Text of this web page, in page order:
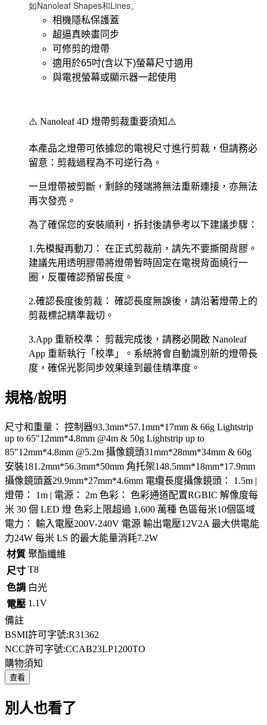
如Nanoleaf Shapes和Lines。
相機隱私保護蓋
超逼真映畫同步
可修剪的燈帶
適用於65吋(含以下)螢幕尺寸適用
與電視螢幕或顯示器一起使用
⚠️ Nanoleaf 4D 燈帶剪裁重要須知⚠️
本產品之燈帶可依據您的電視尺寸進行剪裁，但請務必
留意：剪裁過程為不可逆行為。
一旦燈帶被剪斷，剩餘的殘端將無法重新連接，亦無法
再次發亮。
為了確保您的安裝順利，拆封後請參考以下建議步驟：
1.先模擬再動刀： 在正式剪裁前，請先不要撕開背膠。
建議先用透明膠帶將燈帶暫時固定在電視背面繞行一
圈，反覆確認預留長度。
2.確認長度後剪裁： 確認長度無誤後，請沿著燈帶上的
剪裁標記精準裁切。
3.App 重新校準： 剪裁完成後，請務必開啟 Nanoleaf
App 重新執行「校準」。系統將會自動識別新的燈帶長
度，確保光影同步效果達到最佳精準度。
規格/說明
尺寸和重量： 控制器93.3mm*57.1mm*17mm & 66g Lightstrip
up to 65"12mm*4.8mm @4m & 50g Lightstrip up to
85"12mm*4.8mm @5.2m 攝像鏡頭31mm*28mm*34mm & 60g
安裝181.2mm*56.3mm*50mm 角托架148.5mm*18mm*17.9mm
攝像鏡頭蓋29.9mm*27mm*4.6mm 電纜長度攝像鏡頭： 1.5m |
燈帶： 1m | 電源： 2m 色彩： 色彩通道配置RGBIC 解像度每
米 30 個 LED 燈 色彩上限超過 1,600 萬種 色區每米10個區域
電力： 輸入電壓200V-240V 電源 輸出電壓12V2A 最大供電能
力24W 每米 LS 的最大能量消耗7.2W
材質 聚酯纖維
尺寸 T8
色調 白光
電壓 1.1V
備註
BSMI許可字號:R31362
NCC許可字號:CCAB23LP1200TO
購物須知
查看
別人也看了